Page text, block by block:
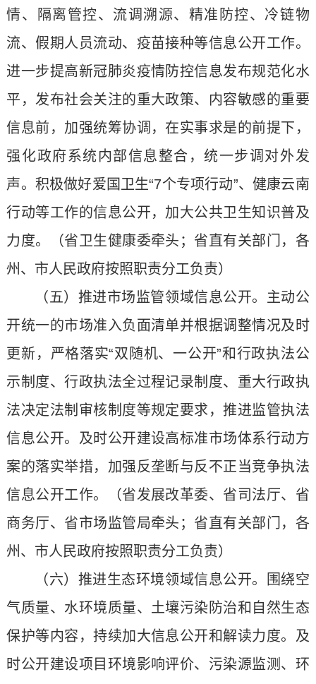
情、隔离管控、流调溯源、精准防控、冷链物
流、假期人员流动、疫苗接种等信息公开工作。
进一步提高新冠肺炎疫情防控信息发布规范化水
平，发布社会关注的重大政策、内容敏感的重要
信息前，加强统筹协调，在实事求是的前提下，
强化政府系统内部信息整合，统一步调对外发
声。积极做好爱国卫生“7个专项行动”、健康云南
行动等工作的信息公开，加大公共卫生知识普及
力度。（省卫生健康委牵头；省直有关部门，各
州、市人民政府按照职责分工负责）
（五）推进市场监管领域信息公开。主动公
开统一的市场准入负面清单并根据调整情况及时
更新，严格落实“双随机、一公开”和行政执法公
示制度、行政执法全过程记录制度、重大行政执
法决定法制审核制度等规定要求，推进监管执法
信息公开。及时公开建设高标准市场体系行动方
案的落实举措，加强反垄断与反不正当竞争执法
信息公开工作。（省发展改革委、省司法厅、省
商务厅、省市场监管局牵头；省直有关部门，各
州、市人民政府按照职责分工负责）
（六）推进生态环境领域信息公开。围绕空
气质量、水环境质量、土壤污染防治和自然生态
保护等内容，持续加大信息公开和解读力度。及
时公开建设项目环境影响评价、污染源监测、环